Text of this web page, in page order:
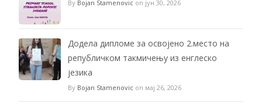
By Bojan Stamenovic on јун 30, 2026
Додела дипломе за освојено 2.место на
републичком такмичењу из енглеско
језика
By Bojan Stamenovic on мај 26, 2026